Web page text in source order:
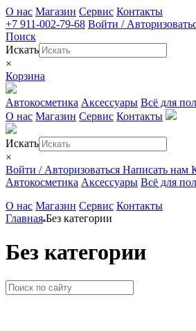
О нас Магазин Сервис Контакты
+7 911-002-79-68 Войти /
Поиск
Искать
×
Корзина
Автокосметика Аксессуары Всё для
О нас Магазин Сервис Контакты
Искать
×
Войти / Авторизоваться Написать нам
Автокосметика Аксессуары Всё для
О нас Магазин Сервис Контакты
Главная Без категории
Без категории